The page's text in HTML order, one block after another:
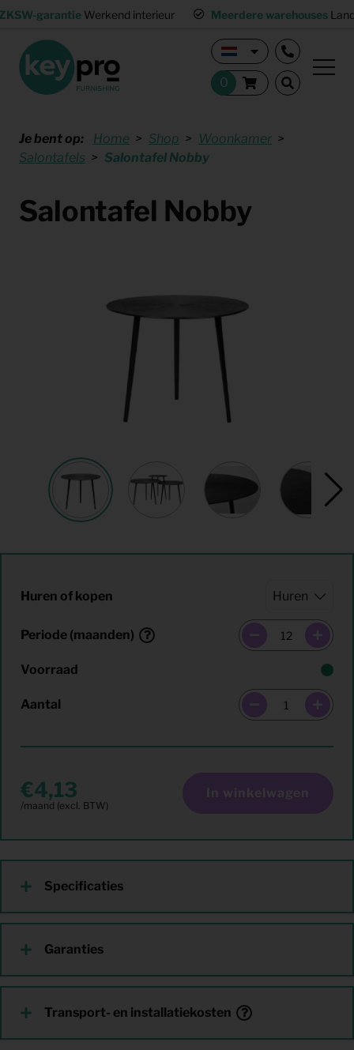
garantie Werkend interieur Meerdere warehouses
Je bent op: Home Shop
Woonkamer
Salontafels
Salontafel Nobby
Salontafel Nobby
Huren of kopen
Periode (maanden)
Voorraad
Aantal
4,13 In winkelwagen
Specificaties
Garanties
Transport- en installatiekosten